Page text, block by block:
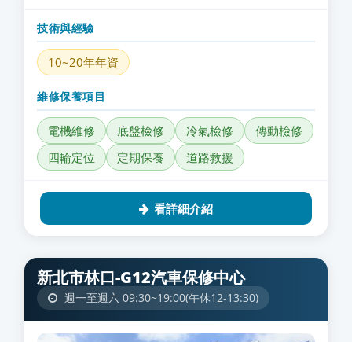
技術與經驗
10~20年年資
維修保養項目
電機維修 底盤檢修 冷氣檢修
傳動檢修
四輪定位
定期保養 道路救援
看詳細介紹
新北市林口-G12汽車保修中心
週一至週六 09:30~19:00(午休12-13:30)